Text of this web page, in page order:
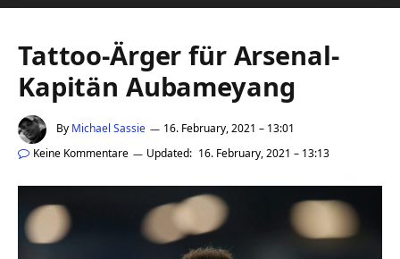
Tattoo-Ärger für Arsenal-
Kapitän Aubameyang
By Michael Sassie
16. February, 2021 – 13:01
Keine Kommentare
Updated: 16. February, 2021 – 13:13